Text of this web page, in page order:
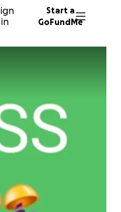
in
Start a
GoFundMe